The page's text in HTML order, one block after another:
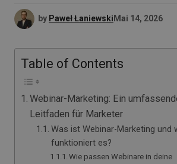
by Paweł Łaniewski Mai 14, 2026
Table of Contents
Webinar-Marketing: Ein
Leitfaden für Marketer
Was ist Webinar-Marketing und
funktioniert es?
Wie passen Webinare in deine